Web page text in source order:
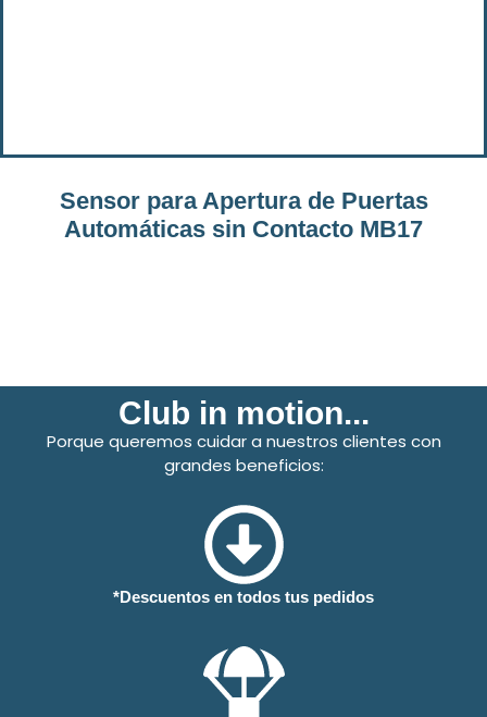
Sensor para Apertura de Puertas
Automáticas sin Contacto MB17
Club in motion...
Porque queremos cuidar a nuestros clientes con
grandes beneficios:
*Descuentos en todos tus pedidos